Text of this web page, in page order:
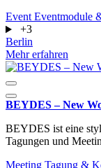
Event Eventmodule
+3
Berlin
Mehr erfahren
BEYDES – New
BEYDES ist eine
Tagungen und
Meeting Tagung &